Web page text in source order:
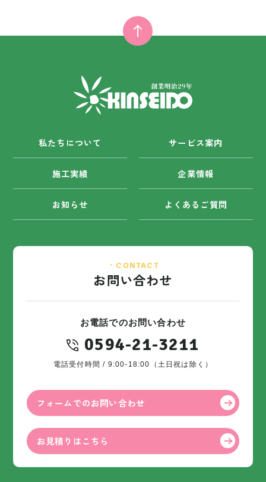
私たちについて サービス案内
施工実績 企業情報
お知らせ よくあるご質問
・CONTACT
お問い合わせ
お電話でのお問い合わせ
0594-21-3211
電話受付時間 / 9:00-18:00（土日祝は除く）
フォームでのお問い合わせ
お見積りはこちら